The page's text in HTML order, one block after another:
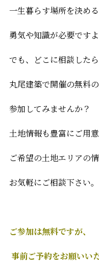
一生暮らす場所を決める
勇気や知識が必要ですよ
でも、どこに相談した
丸尾建築で開催の無料
参加してみませんか？
土地情報も豊富にご用意
ご希望の土地エリアの
お気軽にご相談下さい。
ご参加は無料ですが、
事前ご予約をお願いい